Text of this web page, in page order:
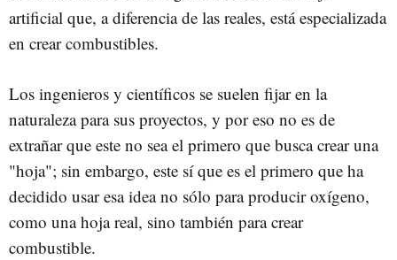
artificial que, a diferencia de las reales, está especializada
en crear combustibles.
Los ingenieros y científicos se suelen fijar en la
naturaleza para sus proyectos, y por eso no es de
extrañar que este no sea el primero que busca crear una
"hoja"; sin embargo, este sí que es el primero que ha
decidido usar esa idea no sólo para producir oxígeno,
como una hoja real, sino también para crear
combustible.